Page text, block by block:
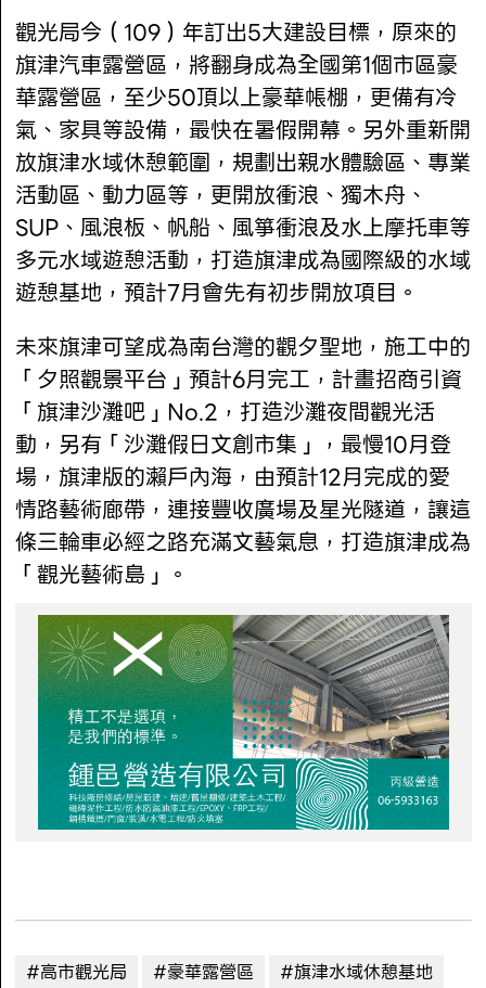
觀光局今（109）年訂出5大建設目標，原來的
旗津汽車露營區，將翻身成為全國第1個市區豪
華露營區，至少50頂以上豪華帳棚，更備有冷
氣、家具等設備，最快在暑假開幕。另外重新開
放旗津水域休憩範圍，規劃出親水體驗區、專業
活動區、動力區等，更開放衝浪、獨木舟、
SUP、風浪板、帆船、風箏衝浪及水上摩托車等
多元水域遊憩活動，打造旗津成為國際級的水域
遊憩基地，預計7月會先有初步開放項目。
未來旗津可望成為南台灣的觀夕聖地，施工中的
「夕照觀景平台」預計6月完工，計畫招商引資
「旗津沙灘吧」No.2，打造沙灘夜間觀光活
動，另有「沙灘假日文創市集」，最慢10月登
場，旗津版的瀨戶內海，由預計12月完成的愛
情路藝術廊帶，連接豐收廣場及星光隧道，讓這
條三輪車必經之路充滿文藝氣息，打造旗津成為
「觀光藝術島」。
#高市觀光局 #豪華露營區
#旗津水域休憩基地